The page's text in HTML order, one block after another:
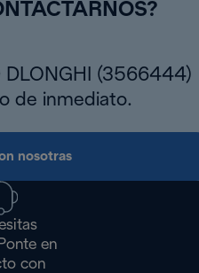
DLONGHI (3566444)
de inmediato.
nosotras
en
con